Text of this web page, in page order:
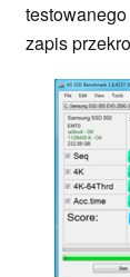
zapis